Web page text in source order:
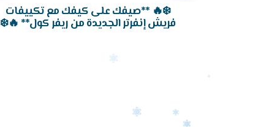
❄️🔥 **صيفك على كيفك مع تكييفات
فريش إنفرتر الجديدة من ريفر كول** 🔥❄️